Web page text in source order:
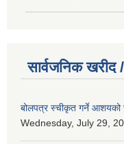
सार्वजनिक
बोलपत्र स्चीकृत गर्ने आशयको
Wednesday, July 29,